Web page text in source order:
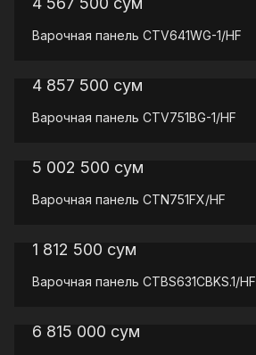
Варочная панель CTV641WG-1/HF
4 857 500 сум
Варочная панель CTV751BG-1/HF
5 002 500 сум
Варочная панель CTN751FX/HF
1 812 500 сум
Варочная панель CTBS631CBKS.1/HF
6 815 000 сум